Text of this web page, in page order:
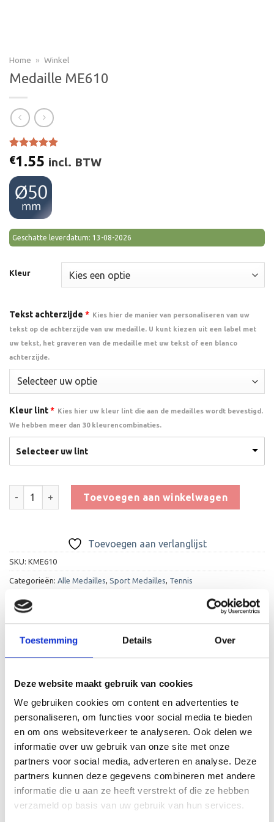
Toestemming Details Over
Deze website maakt gebruik van cookies
We gebruiken cookies om content en advertenties te
personaliseren, om functies voor social media te bieden
en om ons websiteverkeer te analyseren. Ook delen we
informatie over uw gebruik van onze site met onze
partners voor social media, adverteren en analyse. Deze
partners kunnen deze gegevens combineren met andere
informatie die u aan ze heeft verstrekt of die ze hebben
verzameld op basis van uw gebruik van hun services.
Home » Winkel
Medaille ME610
Gewaardeerd
5.00op 5
gebaseerd
op
2
klant
waarderingen
€1.55 incl. BTW
Geschatte leverdatum: 13-08-2026
Kleur
Tekst achterzijde * Kies hier de manier van personaliseren van uw
tekst op de achterzijde van uw medaille. U kunt kiezen uit een label met
uw tekst, het graveren van de medaille met uw tekst of een blanco
achterzijde.
Kleur lint* Kies hier uw kleur lint die aan de medailles wordt bevestigd.
We hebben meer dan 30 kleurencombinaties.
Selecteer uw lint
Toevoegen aan winkelwagen
Toevoegen aan verlanglijst
SKU: KME610
Categorieën: Alle Medailles, Sport Medailles, Tennis
BESCHRIJVING
AANVULLENDE INFORMATIE
BEOORDELINGEN (2)
Deze ijzeren medaille, speciaal ontworpen voor tennis,
heeft een diameter van 50mm en kunt u bij ons in de
kleuren goud, zilver en brons kopen. De medaille kunt u
persoonlijk maken door een tekst toe te voegen voor op